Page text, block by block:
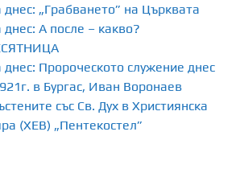
„Грабването” на Църквата
А после – какво?
Пророческото служение днес
в Бургас, Иван Воронаев
със Св. Дух в Християнска
(ХЕВ) „Пентекостел”